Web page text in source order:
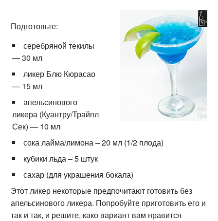
Подготовьте:
серебряной текилы
— 30 мл
ликер Блю Кюрасао
— 15 мл
апельсинового
ликера (Куантру/Трайпл
Сек) — 10 мл
сока лайма/лимона – 20 мл (1/2 плода)
кубики льда – 5 штук
сахар (для украшения бокала)
Этот ликер некоторые предпочитают готовить без
апельсинового ликера. Попробуйте приготовить его и
так и так, и решите, како вариант вам нравится